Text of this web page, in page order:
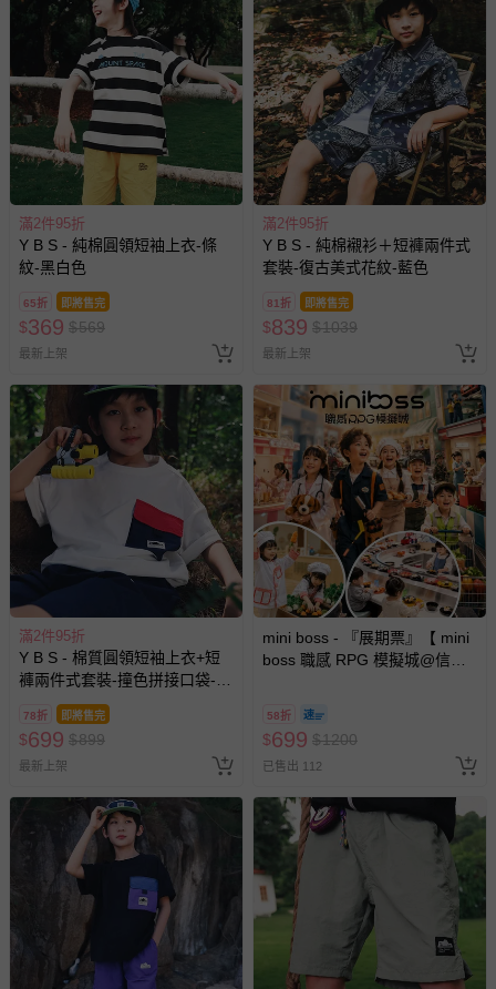
滿2件95折
Y B S - 純棉圓領短袖上衣-條
紋-黑白色
65折 即將售完
$369 $569
最新上架
滿2件95折
Y B S - 純棉襯衫＋短褲兩件式
套裝-復古美式花紋-藍色
81折 即將售完
$839 $1039
最新上架
滿2件95折
Y B S - 棉質圓領短袖上衣+短
褲兩件式套裝-撞色拼接口袋-白
78折 即將售完
$699 $899
最新上架
mini boss - 『展期票』【 mini
boss 職感 RPG 模擬城@信義
券，於展期現場憑訂單編號兌
換，依現場梯次安排入場，逾
期作廢) (兒童票(2歲以上)贈一
名陪伴成人)
58折
$699 $1200
已售出 112